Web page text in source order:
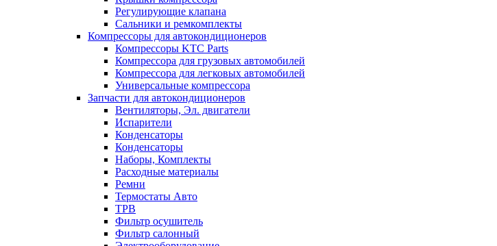
Регулирующие клапана
Сальники и ремкомплекты
Компрессоры для автокондиционеров
Компрессоры KTC Parts
Компрессора для грузовых автомобилей
Компрессора для легковых автомобилей
Универсальные компрессора
Запчасти для автокондиционеров
Вентиляторы, Эл. двигатели
Испарители
Конденсаторы
Конденсаторы
Наборы, Комплекты
Расходные материалы
Ремни
Термостаты Авто
ТРВ
Фильтр осушитель
Фильтр салонный